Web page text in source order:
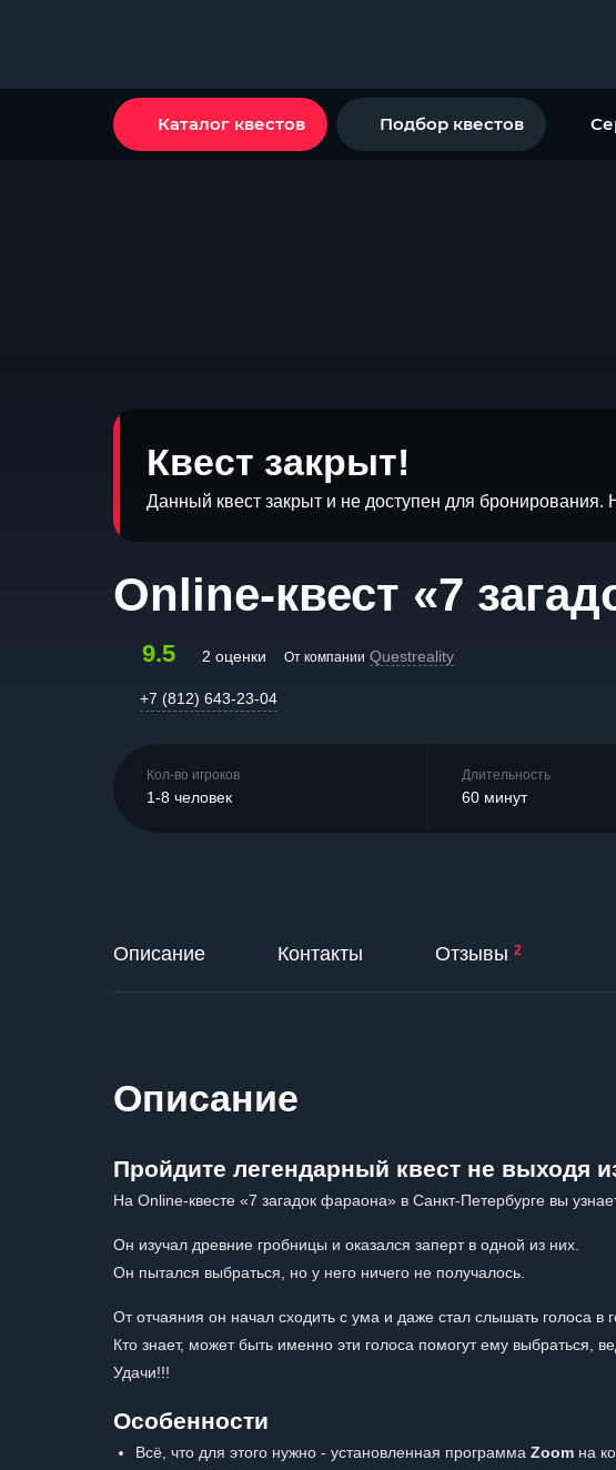
Каталог квестов Подбор квестов
Квест закрыт!
Данный квест закрыт и не доступен для
Online-квест «7
9.5 2 оценки От компании Questreality
+7 (812) 643-23-04
Кол-во игроков
1-8 человек
Длительность
60 минут
Описание Контакты Отзывы 2
Описание
Пройдите легендарный квест не выходя
На Online-квесте «7 загадок фараона» в Санкт-Петербурге вы
Он изучал древние гробницы и оказался заперт в одной из них.
Он пытался выбраться, но у него ничего не получалось.
От отчаяния он начал сходить с ума и даже стал слышать голоса в
Кто знает, может быть именно эти голоса помогут ему выбраться,
Удачи!!!
Особенности
Всё, что для этого нужно - установленная программа Zoom на